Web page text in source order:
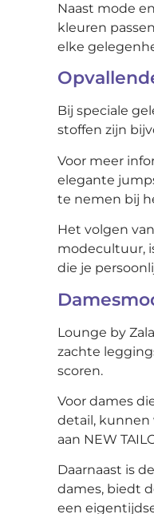
Naast mode
kleuren
elke
Bij speciale
stoffen zijn
Voor meer
elegante
te nemen bij
Het volgen
modecultuur,
die je
Lounge by
zachte
scoren.
Voor dames
detail, kunnen
aan NEW
Daarnaast is
dames, biedt
een